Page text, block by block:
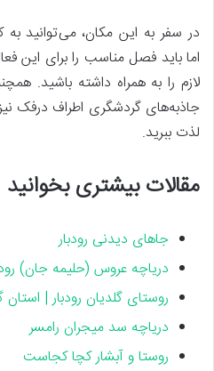
در سفر به این مکان، می‌توانید به
اما باید فصل مناسب را برای این
لازم را به همراه داشته باشید.
جاذبه‌های گردشگری اطراف درفک نیز
لذت ببرید.
مقالات بیشتری بخوانید
جاهای دیدنی رودبار
دریاچه عروس (حلیمه جان)
روستای گلدیان رودبار | استان
دریاچه سد میجران رامسر
روستا و آبشار کچا کجاست